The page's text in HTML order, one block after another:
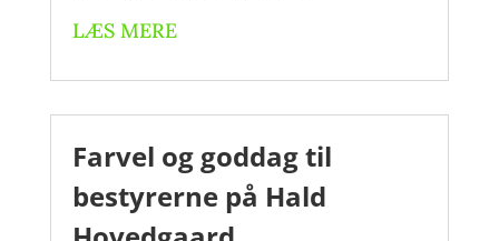
LÆS MERE
Farvel og goddag til
bestyrerne på Hald